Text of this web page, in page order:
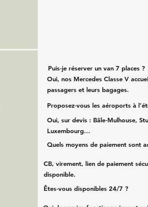
Puis‑je réserver un van 7 places ?
Oui, nos Mercedes Classe V
passagers et leurs bagages.
Proposez‑vous les aéroports à
Oui, sur devis : Bâle‑Mulhouse,
Luxembourg…
Quels moyens de paiement sont
CB, virement, lien de paiement
disponible.
Êtes‑vous disponibles 24/7 ?